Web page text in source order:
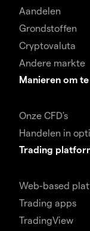
Aandelen
Grondstoffen
Cryptovaluta
Andere markte
Manieren om
Onze CFD's
Handelen in
Trading
Web-based
Trading apps
TradingView